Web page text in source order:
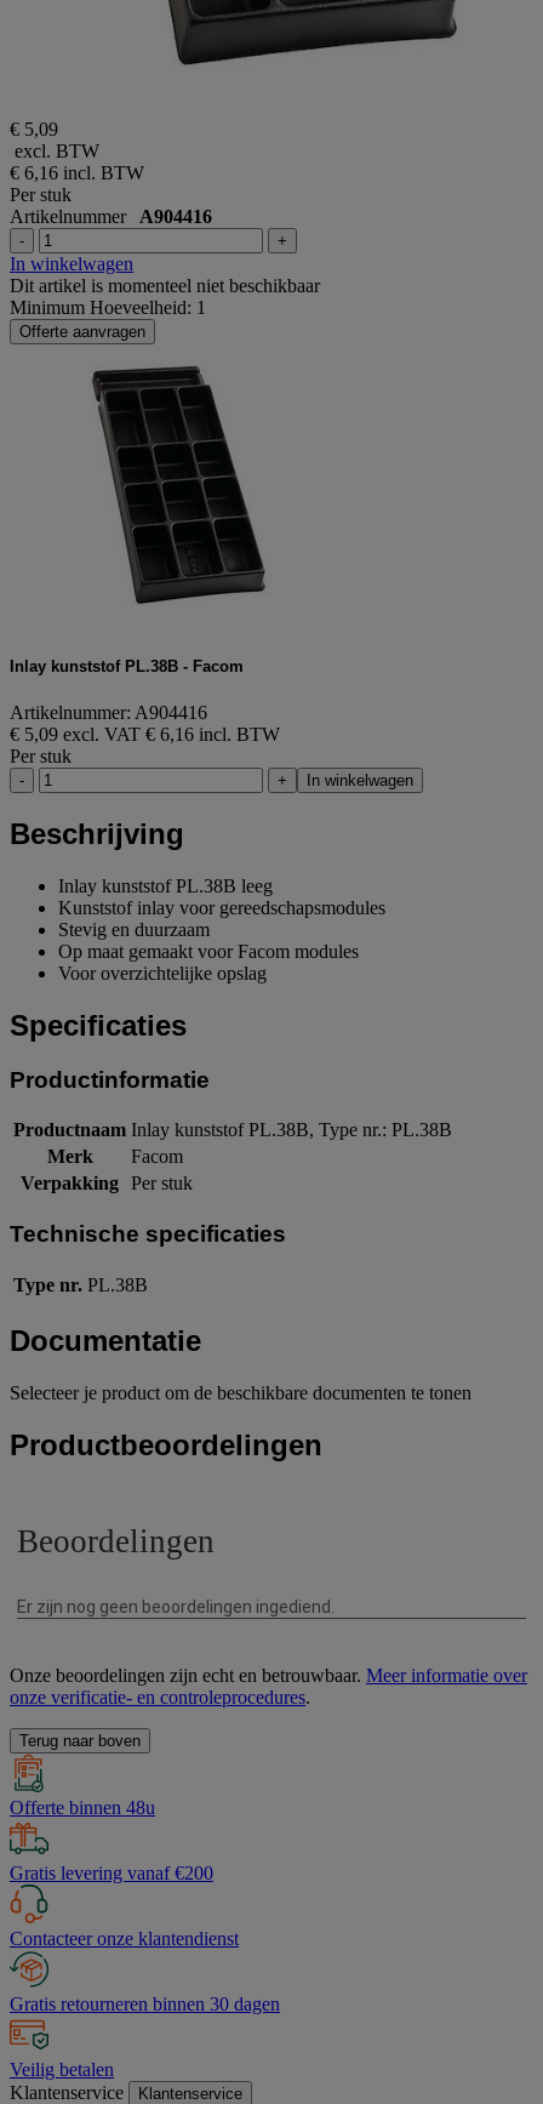
€ 5,09
excl. BTW
€ 6,16 incl. BTW
Per stuk
Artikelnummer A904416
- +
In winkelwagen
Dit artikel is momenteel niet beschikbaar
Minimum Hoeveelheid: 1
Offerte aanvragen
Inlay kunststof PL.38B - Facom
Artikelnummer: A904416
€ 5,09 excl. VAT € 6,16 incl. BTW
Per stuk
- + In winkelwagen
Beschrijving
Inlay kunststof PL.38B leeg
Kunststof inlay voor gereedschapsmodules
Stevig en duurzaam
Op maat gemaakt voor Facom modules
Voor overzichtelijke opslag
Specificaties
Productinformatie
Productnaam Inlay kunststof PL.38B, Type nr.: PL.38B
Merk
Facom
Verpakking Per stuk
Technische specificaties
Type nr. PL.38B
Documentatie
Selecteer je product om de beschikbare documenten te tonen
Productbeoordelingen
Onze beoordelingen zijn echt en betrouwbaar. Meer informatie over
onze verificatie- en controleprocedures.
Terug naar boven
Offerte binnen 48u
Gratis levering vanaf €200
Contacteer onze klantendienst
Gratis retourneren binnen 30 dagen
Veilig betalen
Klantenservice
Klantenservice